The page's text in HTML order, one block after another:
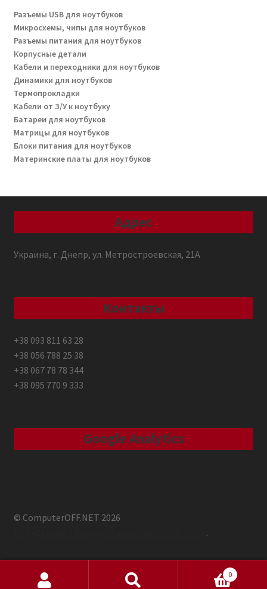
Разъемы USB для ноутбуков
Микросхемы, чипы для ноутбуков
Разъемы питания для ноутбуков
Корпусные детали
Кабели и переходники для ноутбуков
Динамики для ноутбуков
Термопрокладки
Кабели от З/У к ноутбуку
Батареи для ноутбуков
Матрицы для ноутбуков
Блоки питания для ноутбуков
Материнские платы для ноутбуков
Адрес
Украина, г. Днепр, ул. Метростроевская, 21А
Контакты
+38 093 811 63 28
+38 056 788 25 38
+38 067 78 78 344
+38 095 770 9 333
Google Analytics
© ComputerOFF.NET 2026
.
0